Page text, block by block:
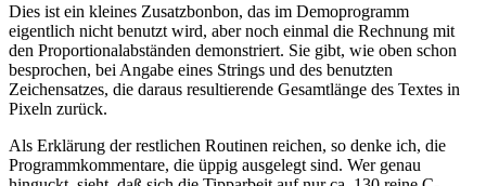
Dies ist ein kleines Zusatzbonbon, das im Demoprogramm
eigentlich nicht benutzt wird, aber noch einmal die Rechnung mit
den Proportionalabständen demonstriert. Sie gibt, wie oben schon
besprochen, bei Angabe eines Strings und des benutzten
Zeichensatzes, die daraus resultierende Gesamtlänge des Textes in
Pixeln zurück.
Als Erklärung der restlichen Routinen reichen, so denke ich, die
Programmkommentare, die üppig ausgelegt sind. Wer genau